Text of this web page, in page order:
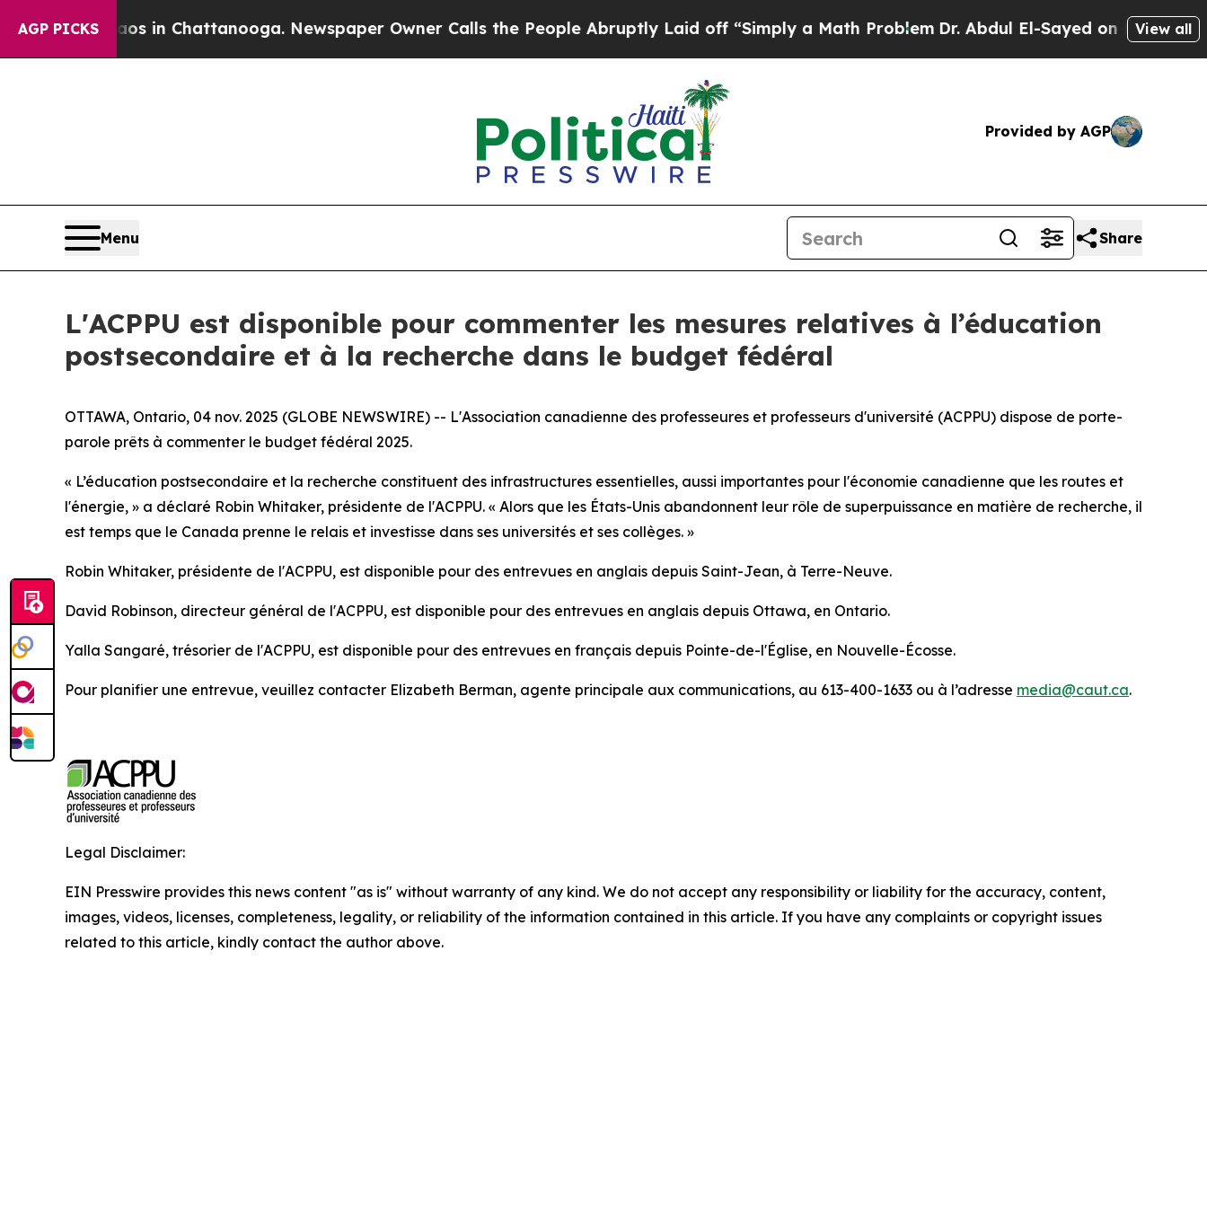
AGP PICKSChaos in Chattanooga. Newspaper Owner Calls the People Abruptly Laid off “Simply a Math ProblemDr. Abdul El-Sayed on HistoricView all
Provided by AGP
Menu Share
L'ACPPU est disponible pour commenter les mesures relatives à l’éducation
postsecondaire et à la recherche dans le budget fédéral
OTTAWA, Ontario, 04 nov. 2025 (GLOBE NEWSWIRE) -- L'Association canadienne des professeures et professeurs d'université (ACPPU) dispose de porte-
parole prêts à commenter le budget fédéral 2025.
« L’éducation postsecondaire et la recherche constituent des infrastructures essentielles, aussi importantes pour l'économie canadienne que les routes et
l'énergie, » a déclaré Robin Whitaker, présidente de l'ACPPU. « Alors que les États-Unis abandonnent leur rôle de superpuissance en matière de recherche, il
est temps que le Canada prenne le relais et investisse dans ses universités et ses collèges. »
Robin Whitaker, présidente de l'ACPPU, est disponible pour des entrevues en anglais depuis Saint-Jean, à Terre-Neuve.
David Robinson, directeur général de l'ACPPU, est disponible pour des entrevues en anglais depuis Ottawa, en Ontario.
Yalla Sangaré, trésorier de l'ACPPU, est disponible pour des entrevues en français depuis Pointe-de-l'Église, en Nouvelle-Écosse.
Pour planifier une entrevue, veuillez contacter Elizabeth Berman, agente principale aux communications, au 613-400-1633 ou à l’adresse media@caut.ca.
Legal Disclaimer:
EIN Presswire provides this news content "as is" without warranty of any kind. We do not accept any responsibility or liability for the accuracy, content,
images, videos, licenses, completeness, legality, or reliability of the information contained in this article. If you have any complaints or copyright issues
related to this article, kindly contact the author above.